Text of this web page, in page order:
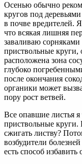
Осенью обычно
кругов под
в почве вредителей.
что всякая лишняя
заваливаю
приствольные круги,
расположена зона
глубоко
после окончания
органики может
пору рост ветвей.
Все опавшие листья
приствольные круги.
сжигать листву?
возбудители
есть способ